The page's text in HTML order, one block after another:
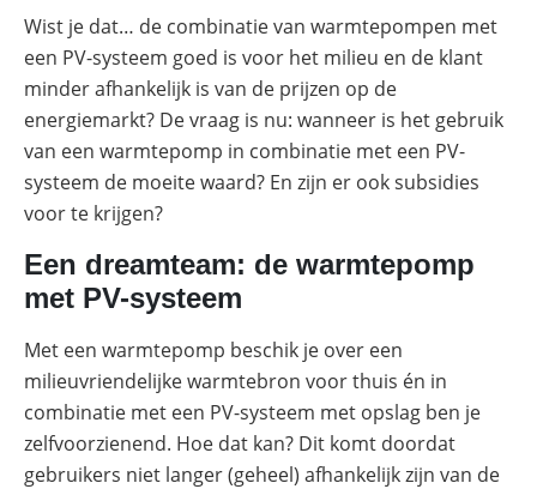
Commerciële
batterijopslag:
zelfconsumptie
en
pieken
verlagen
Wist je dat… de combinatie van warmtepompen met
een PV-systeem goed is voor het milieu en de klant
minder afhankelijk is van de prijzen op de
energiemarkt? De vraag is nu: wanneer is het gebruik
van een warmtepomp in combinatie met een PV-
systeem de moeite waard? En zijn er ook subsidies
voor te krijgen?
Een dreamteam: de warmtepomp
met PV-systeem
Met een warmtepomp beschik je over een
milieuvriendelijke warmtebron voor thuis én in
combinatie met een PV-systeem met opslag ben je
zelfvoorzienend. Hoe dat kan? Dit komt doordat
gebruikers niet langer (geheel) afhankelijk zijn van de